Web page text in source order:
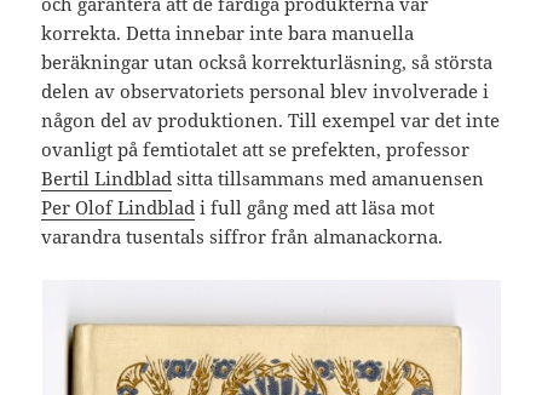
korrekta. Detta innebar inte bara manuella
beräkningar utan också korrekturläsning, så största
delen av observatoriets personal blev involverade i
någon del av produktionen. Till exempel var det inte
ovanligt på femtiotalet att se prefekten, professor
Bertil Lindblad sitta tillsammans med amanuensen
Per Olof Lindblad i full gång med att läsa mot
varandra tusentals siffror från almanackorna.